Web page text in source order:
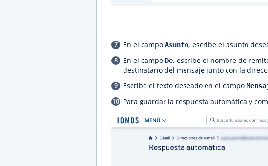
En el campo Asunto, escribe el asunto
En el campo De, escribe el nombre de
destinatario del mensaje junto con la
Escribe el texto deseado en el campo
Para guardar la respuesta automática y